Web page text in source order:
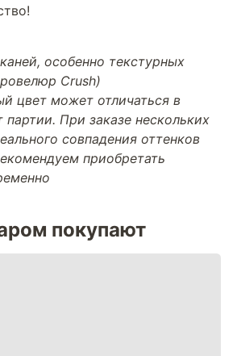
особенно текстурных
Crush)
цвет может отличаться в
партии. При заказе нескольких
совпадения оттенков
приобретать
покупают